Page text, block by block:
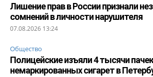
Лишение прав в России признали
сомнений в личности нарушителя
07.08.2026 13:24
Общество
Полицейские изъяли 4 тысячи пачек
немаркированных сигарет в